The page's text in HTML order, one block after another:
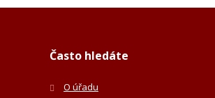
Často hledáte
O úřadu